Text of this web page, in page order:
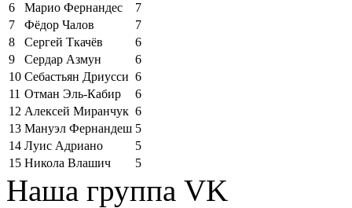
6
Марио Фернандес
7
7
Фёдор Чалов
7
8
Сергей Ткачёв
6
9
Сердар Азмун
6
10 Себастьян Дриусси 6
11 Отман Эль-Кабир
6
12 Алексей Миранчук 6
13 Мануэл Фернандеш 5
14 Луис Адриано
5
15 Никола Влашич 5
Наша группа VK